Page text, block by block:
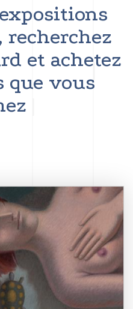
recherchez
et achetez
que vous